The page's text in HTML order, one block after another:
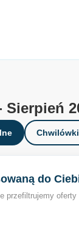
Sierpień
Chwilówki
do
przefiltrujemy oferty